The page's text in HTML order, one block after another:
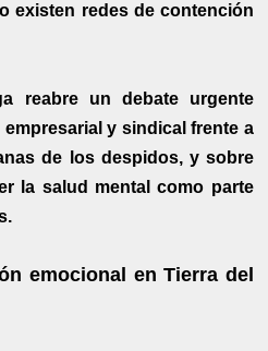
existen redes de contención
reabre un debate urgente
y sindical frente a
de los despidos, y sobre
la salud mental como parte
emocional en Tierra del